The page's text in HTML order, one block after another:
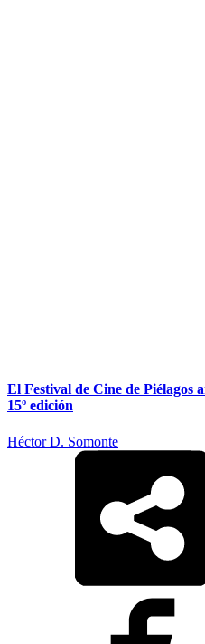
El Festival de Cine de Piélagos
15º edición
Héctor D. Somonte